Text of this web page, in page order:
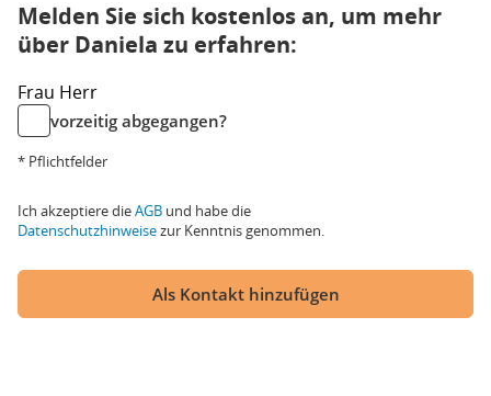
Melden Sie sich kostenlos an, um mehr
über Daniela zu erfahren:
Frau Herr
vorzeitig abgegangen?
* Pflichtfelder
Ich akzeptiere dieAGB und habe die
Datenschutzhinweisezur Kenntnis genommen.
Als Kontakt hinzufügen